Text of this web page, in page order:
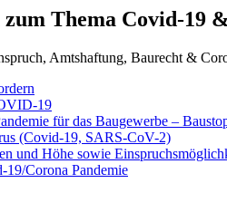
Thema Covid-19
Amtshaftung, Baurecht &
19
für das Baugewerbe –
(Covid-19, SARS-CoV-2)
und Höhe sowie
19/Corona Pandemie